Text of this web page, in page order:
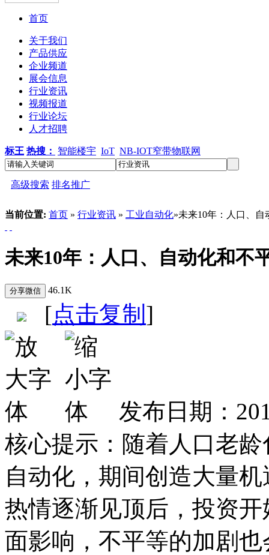
首页
关于我们
产品供应
企业频道
展会信息
行业资讯
视频报道
行业论坛
人才招聘
标王 热搜： 智能楼宇 IoT NB-IOT窄带物联网
高级搜索 排名推广
当前位置: 首页 » 行业资讯 » 工业自动化»未来10年：人口、
未来10年：人口、自动化和不
46.1K
[点击复制 ]
发布日期：
核心提示： 随着人口老
自动化，期间创造大量
热情逐渐见顶后，投资
面影响，不平等的加剧